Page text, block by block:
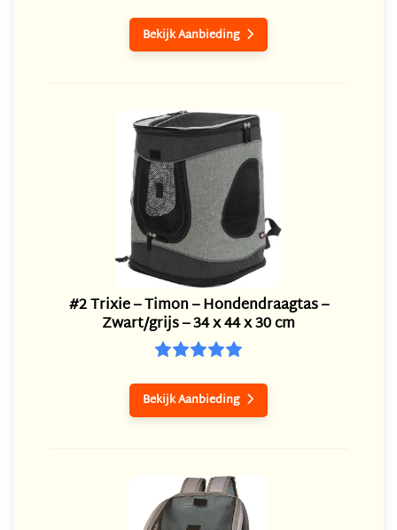
Bekijk Aanbieding 
#2 Trixie – Timon – Hondendraagtas –
Zwart/grijs – 34 x 44 x 30 cm
Bekijk Aanbieding 